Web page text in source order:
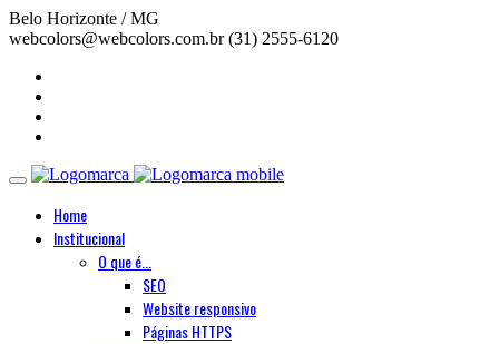
Belo Horizonte / MG
webcolors@webcolors.com.br (31) 2555-6120
Home
Institucional
O que é...
SEO
Website responsivo
Páginas HTTPS